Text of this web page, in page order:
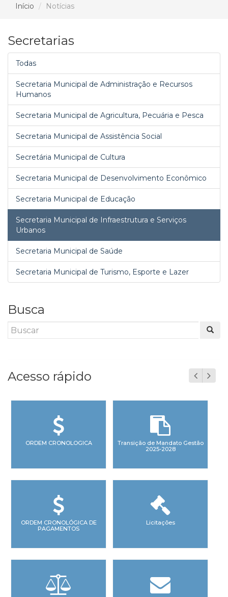
Início Notícias
Secretarias
Todas
Secretaria Municipal de Administração e Recursos
Humanos
Secretaria Municipal de Agricultura, Pecuária e Pesca
Secretaria Municipal de Assistência Social
Secretária Municipal de Cultura
Secretaria Municipal de Desenvolvimento Econômico
Secretaria Municipal de Educação
Secretaria Municipal de Infraestrutura e Serviços
Urbanos
Secretaria Municipal de Saúde
Secretaria Municipal de Turismo, Esporte e Lazer
Busca
Acesso rápido
ORDEM CRONOLOGICA
Transição de Mandato Gestão
2025-2028
ORDEM CRONOLÓGICA DE
PAGAMENTOS
Licitações